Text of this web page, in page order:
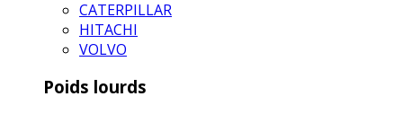
CATERPILLAR
HITACHI
VOLVO
Poids lourds